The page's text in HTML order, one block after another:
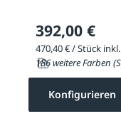
392,00 €
470,40 € / Stück
186 weitere Farben
Konfigurieren